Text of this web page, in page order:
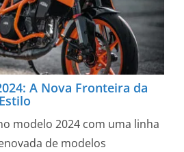
A Nova Fronteira da
modelo 2024 com uma linha
de modelos